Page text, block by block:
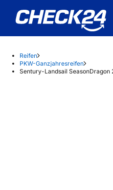
Reifen
PKW-Ganzjahresreifen
Sentury-Landsail SeasonDragon